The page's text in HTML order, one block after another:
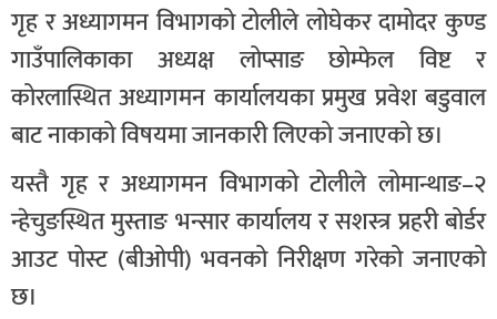
गृह र अध्यागमन विभागको टोलीले लोघेकर दामोदर कुण्ड
गाउँपालिकाका अध्यक्ष लोप्साङ छोम्फेल विष्ट र
कोरलास्थित अध्यागमन कार्यालयका प्रमुख प्रवेश बडुवाल
बाट नाकाको विषयमा जानकारी लिएको जनाएको छ।
यस्तै गृह र अध्यागमन विभागको टोलीले लोमान्थाङ–२
न्हेचुङस्थित मुस्ताङ भन्सार कार्यालय र सशस्त्र प्रहरी बोर्डर
आउट पोस्ट (बीओपी) भवनको निरीक्षण गरेको जनाएको
छ।